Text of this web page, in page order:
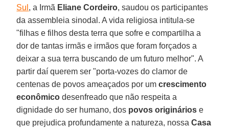
Sul , a Irmã Eliane Cordeiro, saudou os participantes
da assembleia sinodal. A vida religiosa intitula-se
"filhas e filhos desta terra que sofre e compartilha a
dor de tantas irmãs e irmãos que foram forçados a
deixar a sua terra buscando de um futuro melhor". A
partir daí querem ser "porta-vozes do clamor de
centenas de povos ameaçados por umcrescimento
econômico desenfreado que não respeita a
dignidade do ser humano, dos povos originários e
que prejudica profundamente a natureza, nossaCasa